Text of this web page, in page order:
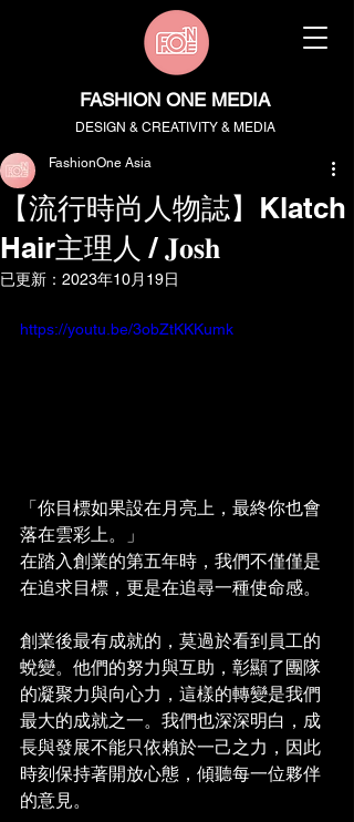
FASHION ONE MEDIA
DESIGN & CREATIVITY & MEDIA
【流行時尚人物誌】Klatch
Hair主理人 / 𝐉𝐨𝐬𝐡
FashionOne Asia
已更新： 2023年10月19日
https://youtu.be/3obZtKKKumk
「你目標如果設在月亮上，最終你也會
落在雲彩上。」
在踏入創業的第五年時，我們不僅僅是
在追求目標，更是在追尋一種使命感。
創業後最有成就的，莫過於看到員工的
蛻變。他們的努力與互助，彰顯了團隊
的凝聚力與向心力，這樣的轉變是我們
最大的成就之一。我們也深深明白，成
長與發展不能只依賴於一己之力，因此
時刻保持著開放心態，傾聽每一位夥伴
的意見。